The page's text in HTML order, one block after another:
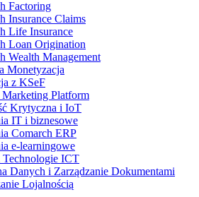
Factoring
Insurance Claims
Life Insurance
Loan Origination
Wealth Management
Monetyzacja
z KSeF
Platform
Krytyczna i IoT
IT i biznesowe
Comarch ERP
e-learningowe
Technologie ICT
Danych i Zarządzanie Dokumentami
Lojalnością